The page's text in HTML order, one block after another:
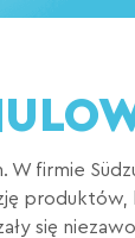
firmie
się